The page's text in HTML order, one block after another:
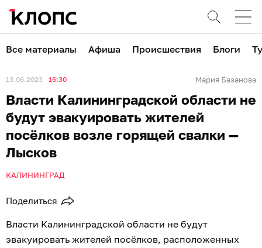
Все материалы Афиша Происшествия Блоги
13.06.2023 16:30 Мария Базанова
Власти Калининградской области не
будут эвакуировать жителей
посёлков возле горящей свалки —
Лысков
КАЛИНИНГРАД
Поделиться
Власти Калининградской области не будут
эвакуировать жителей посёлков, расположенных